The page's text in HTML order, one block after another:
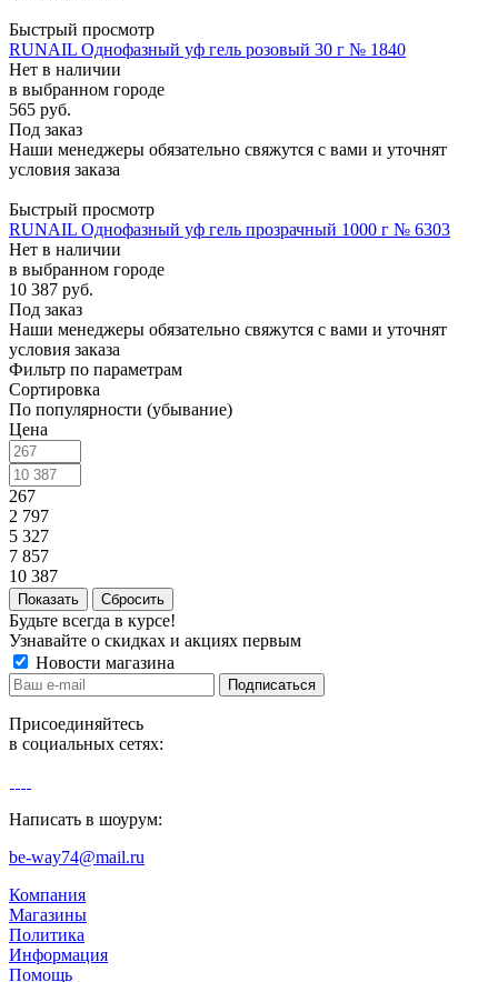
Быстрый просмотр
RUNAIL Однофазный уф гель розовый 30 г № 1840
Нет в наличии
в выбранном городе
565 руб.
Под заказ
Наши менеджеры обязательно свяжутся с вами и уточнят
условия заказа
Быстрый просмотр
RUNAIL Однофазный уф гель прозрачный 1000 г № 6303
Нет в наличии
в выбранном городе
10 387 руб.
Под заказ
Наши менеджеры обязательно свяжутся с вами и уточнят
условия заказа
Фильтр по параметрам
Сортировка
По популярности (убывание)
Цена
267
2 797
5 327
7 857
10 387
Сбросить
Будьте всегда в курсе!
Узнавайте о скидках и акциях первым
Новости магазина
Присоединяйтесь
в социальных сетях:
Написать в шоурум:
be-way74@mail.ru
Компания
Магазины
Политика
Информация
Помощь